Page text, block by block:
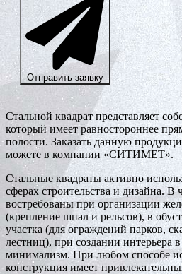
Отправить заявку
Стальной квадрат представляет
который имеет равностороннее
полости. Заказать данную
можете в компании «СИТИМЕТ».
Стальные квадраты активно
сферах строительства и дизайна. В
востребованы при организации
(крепление шпал и рельсов), в
участка (для ограждений парков,
лестниц), при создании интерьера
минимализм. При любом способе
конструкция имеет